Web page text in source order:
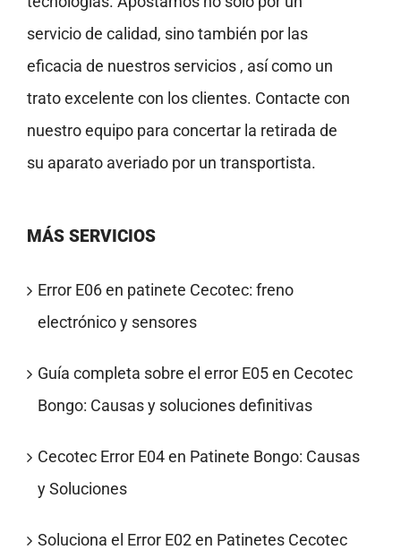
servicio de calidad, sino también por las
eficacia de nuestros servicios , así como un
trato excelente con los clientes. Contacte con
nuestro equipo para concertar la retirada de
su aparato averiado por un transportista.
MÁS SERVICIOS
Error E06 en patinete Cecotec: freno
electrónico y sensores
Guía completa sobre el error E05 en Cecotec
Bongo: Causas y soluciones definitivas
Cecotec Error E04 en Patinete Bongo: Causas
y Soluciones
Soluciona el Error E02 en Patinetes Cecotec